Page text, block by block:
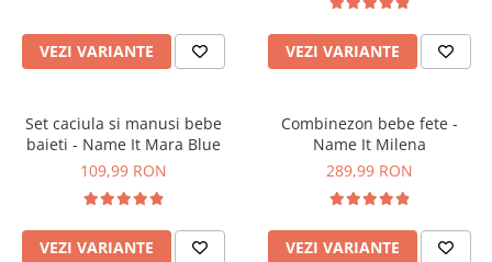
VEZI VARIANTE VEZI VARIANTE
Set caciula si manusi bebe
baieti - Name It Mara Blue
109,99 RON
VEZI VARIANTE
Combinezon bebe fete -
Name It Milena
289,99 RON
VEZI VARIANTE